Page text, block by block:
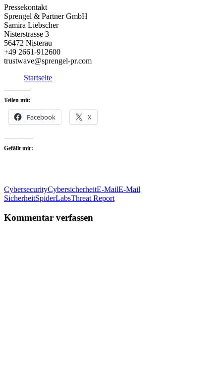
Pressekontakt
Sprengel & Partner GmbH
Samira Liebscher
Nisterstrasse 3
56472 Nisterau
+49 2661-912600
trustwave@sprengel-pr.com
Startseite
Teilen mit:
Facebook X
Gefällt mir:
CybersecurityCybersicherheitE-MailE-Mail
SicherheitSpiderLabsThreat Report
Kommentar verfassen